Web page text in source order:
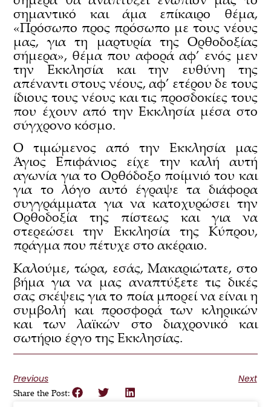
σημαντικό και άμα επίκαιρο θέμα,
«Πρόσωπο προς πρόσωπο με τους νέους
μας, για τη μαρτυρία της Ορθοδοξίας
σήμερα», θέμα που αφορά αφ’ ενός μεν
την Εκκλησία και την ευθύνη της
απέναντι στους νέους, αφ’ ετέρου δε τους
ίδιους τους νέους και τις προσδοκίες τους
που έχουν από την Εκκλησία μέσα στο
σύγχρονο κόσμο.
Ο τιμώμενος από την Εκκλησία μας
Άγιος Επιφάνιος είχε την καλή αυτή
αγωνία για το Ορθόδοξο ποίμνιό του και
για το λόγο αυτό έγραψε τα διάφορα
συγγράμματα για να κατοχυρώσει την
Ορθοδοξία της πίστεως και για να
στερεώσει την Εκκλησία της Κύπρου,
πράγμα που πέτυχε στο ακέραιο.
Καλούμε, τώρα, εσάς, Μακαριώτατε, στο
βήμα για να μας αναπτύξετε τις δικές
σας σκέψεις για το ποία μπορεί να είναι η
συμβολή και προσφορά των κληρικών
και των λαϊκών στο διαχρονικό και
σωτήριο έργο της Εκκλησίας.
Previous Next
Share the Post: